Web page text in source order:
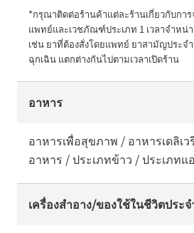
*กรุณาติดต่อร้านค้าแต่ละร้านเกี่ยวกับกา
แพทย์และเวชภัณฑ์ประเภท 1 เวลาจำห
เช่น ยาที่ต้องสั่งโดยแพทย์ ยาสามัญประจ
ฉุกเฉิน แตกต่างกันไปตามเวลาเปิดร้าน
อาหาร
อาหารเพื่อสุขภาพ / อาหารเดลิเ
อาหาร / ประเภทข้าว / ประเภท
เครื่องสำอาง/ของใช้ในชีวิตประ